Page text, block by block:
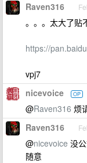
Raven316
。。。太大了贴
https://
vpj7
nicevoice OP
@Raven316 烦
Raven316
@nicevoice 没
随意